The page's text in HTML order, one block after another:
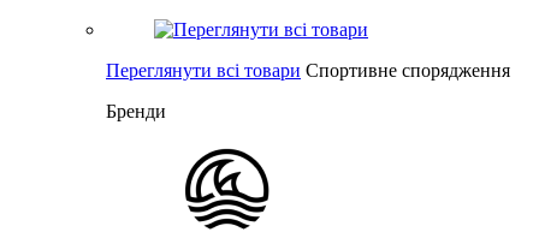
Переглянути всі товари Спортивне спорядження
Бренди